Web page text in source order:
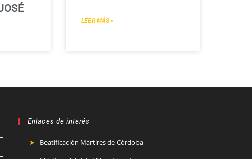
LEER MÁS »
Enlaces de interés
Beatificación Mártires de Córdoba